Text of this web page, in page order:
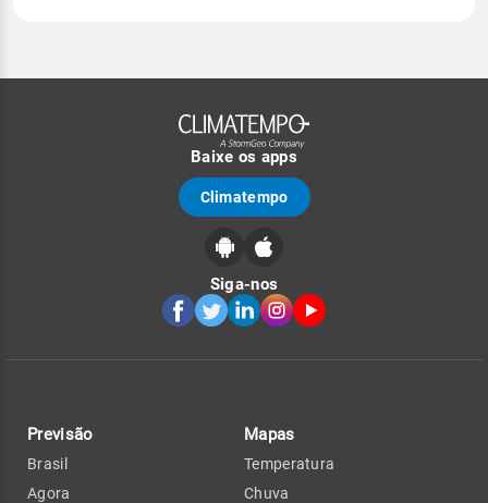
Baixe os apps
Climatempo
Siga-nos
Previsão
Brasil
Agora
Mapas
Temperatura
Chuva